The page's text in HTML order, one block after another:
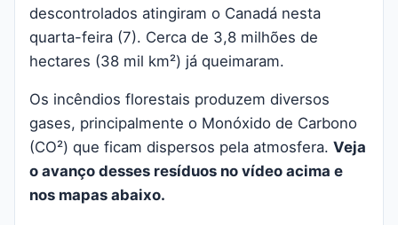
descontrolados atingiram o Canadá nesta
quarta-feira (7). Cerca de 3,8 milhões de
hectares (38 mil km²) já queimaram.
Os incêndios florestais produzem diversos
gases, principalmente o Monóxido de Carbono
(CO²) que ficam dispersos pela atmosfera. Veja
o avanço desses resíduos no vídeo acima e
nos mapas abaixo.